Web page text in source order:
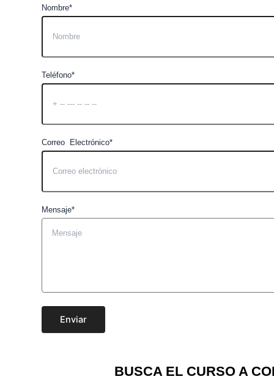
Nombre*
Teléfono*
Correo Electrónico*
Mensaje*
Enviar
BUSCA EL CURSO A